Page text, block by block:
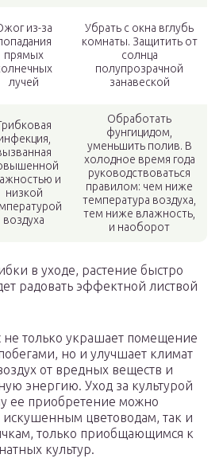
из-за
прямых
лучей
Убрать с окна вглубь
комнаты. Защитить от
солнца
полупрозрачной
занавеской
и
низкой
воздуха
Обработать
фунгицидом,
уменьшить полив. В
холодное время года
руководствоваться
правилом: чем ниже
температура воздуха,
тем ниже влажность,
и наоборот
в уходе, растение быстро
радовать эффектной листвой
не только украшает помещение
но и улучшает климат
от вредных веществ и
энергию. Уход за культурой
ее приобретение можно
искушенным цветоводам, так и
только приобщающимся к
культур.